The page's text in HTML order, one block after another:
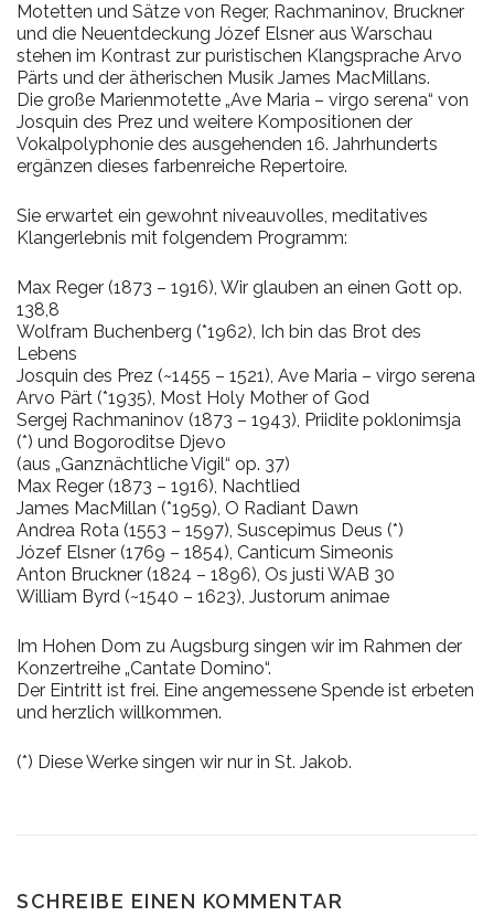
Motetten und Sätze von Reger, Rachmaninov, Bruckner
und die Neuentdeckung Józef Elsner aus Warschau
stehen im Kontrast zur puristischen Klangsprache Arvo
Pärts und der ätherischen Musik James MacMillans.
Die große Marienmotette „Ave Maria – virgo serena“ von
Josquin des Prez und weitere Kompositionen der
Vokalpolyphonie des ausgehenden 16. Jahrhunderts
ergänzen dieses farbenreiche Repertoire.
Sie erwartet ein gewohnt niveauvolles, meditatives
Klangerlebnis mit folgendem Programm:
Max Reger (1873 – 1916), Wir glauben an einen Gott op.
138,8
Wolfram Buchenberg (*1962), Ich bin das Brot des
Lebens
Josquin des Prez (~1455 – 1521), Ave Maria – virgo serena
Arvo Pärt (*1935), Most Holy Mother of God
Sergej Rachmaninov (1873 – 1943), Priidite poklonimsja
(*) und Bogoroditse Djevo
(aus „Ganznächtliche Vigil“ op. 37)
Max Reger (1873 – 1916), Nachtlied
James MacMillan (*1959), O Radiant Dawn
Andrea Rota (1553 – 1597), Suscepimus Deus (*)
Józef Elsner (1769 – 1854), Canticum Simeonis
Anton Bruckner (1824 – 1896), Os justi WAB 30
William Byrd (~1540 – 1623), Justorum animae
Im Hohen Dom zu Augsburg singen wir im Rahmen der
Konzertreihe „Cantate Domino“.
Der Eintritt ist frei. Eine angemessene Spende ist erbeten
und herzlich willkommen.
(*) Diese Werke singen wir nur in St. Jakob.
SCHREIBE EINEN KOMMENTAR